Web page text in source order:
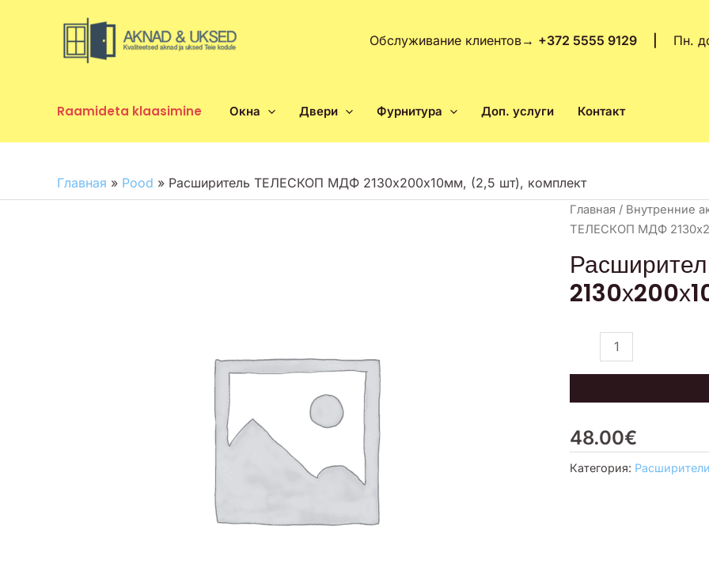
Обслуживание клиентов→ +372 5555 9129 | Пн.
Raamideta klaasimine Окна Двери Фурнитура Доп. услуги Контакт
Главная » Pood » Расширитель ТЕЛЕСКОП МДФ 2130х200х10мм, (2,5 шт), комплект
Главная / Внутренние
ТЕЛЕСКОП МДФ
48.00€
Количество
товара
ТЕЛЕСКОП
МДФ
комплект
Категория: Расширители